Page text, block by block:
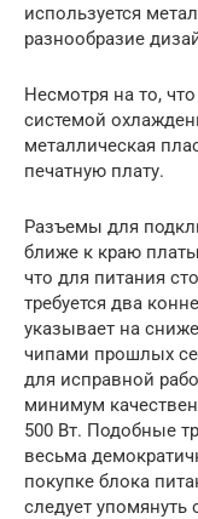
используется
разнообразие
Несмотря на то,
системой
металлическая
печатную плату.
Разъемы для
ближе к краю
что для питания
требуется два
указывает на
чипами прошлых
для исправной
минимум
500 Вт. Подобные
весьма
покупке блока
следует упомянуть